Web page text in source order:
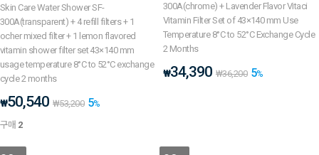
Skin Care Water Shower SF-
300A(transparent) + 4 refill filters + 1
ocher mixed filter + 1 lemon flavored
vitamin shower filter set 43×140 mm
usage temperature 8°C to 52°C exchange
cycle 2 months
₩50,540 ₩53,200 5%
구매 2
300A(chrome) + Lavender Flavor Vitaci
Vitamin Filter Set of 43×140 mm Use
Temperature 8°C to 52°C Exchange Cycle
2 Months
₩34,390 ₩36,200 5%